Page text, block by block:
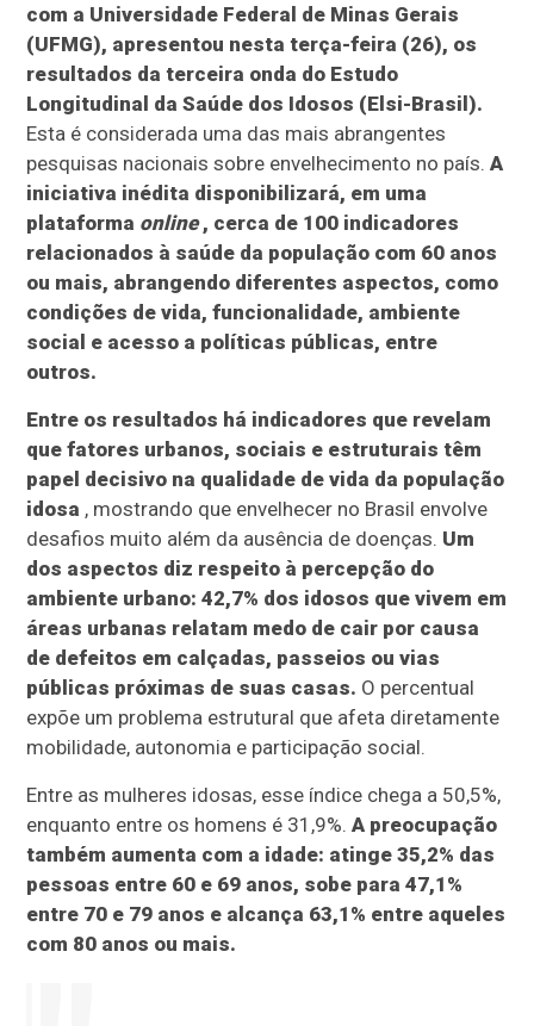
com a Universidade Federal de Minas Gerais
(UFMG), apresentou nesta terça-feira (26), os
resultados da terceira onda do Estudo
Longitudinal da Saúde dos Idosos (Elsi-Brasil).
Esta é considerada uma das mais abrangentes
pesquisas nacionais sobre envelhecimento no país.A
iniciativa inédita disponibilizará, em uma
plataforma online, cerca de 100 indicadores
relacionados à saúde da população com 60 anos
ou mais, abrangendo diferentes aspectos, como
condições de vida, funcionalidade, ambiente
social e acesso a políticas públicas, entre
outros.
Entre os resultados há indicadores que revelam
que fatores urbanos, sociais e estruturais têm
papel decisivo na qualidade de vida da população
idosa , mostrando que envelhecer no Brasil envolve
desafios muito além da ausência de doenças. Um
dos aspectos diz respeito à percepção do
ambiente urbano: 42,7% dos idosos que vivem em
áreas urbanas relatam medo de cair por causa
de defeitos em calçadas, passeios ou vias
públicas próximas de suas casas. O percentual
expõe um problema estrutural que afeta diretamente
mobilidade, autonomia e participação social.
Entre as mulheres idosas, esse índice chega a 50,5%,
enquanto entre os homens é 31,9%.A preocupação
também aumenta com a idade: atinge 35,2% das
pessoas entre 60 e 69 anos, sobe para 47,1%
entre 70 e 79 anos e alcança 63,1% entre aqueles
com 80 anos ou mais.